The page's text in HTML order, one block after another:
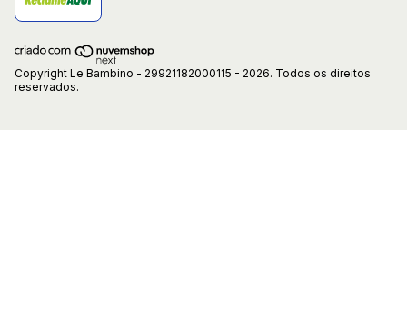
Copyright Le Bambino - 29921182000115 - 2026. Todos os direitos
reservados.